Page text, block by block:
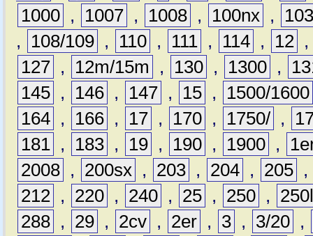
1000 , 1007 , 1008 , 100nx ,
,
108/109 , 110 , 111 , 114 , 12
127 , 12m/15m , 130 , 1300 ,
145 , 146 , 147 , 15 ,
1500/1600
164 , 166 , 17 , 170 , 1750/ ,
181 , 183 , 19 , 190 , 1900 ,
2008 , 200sx , 203 , 204 , 205 ,
212 , 220 , 240 , 25 , 250 ,
288 , 29 , 2cv , 2er , 3 , 3/20 ,